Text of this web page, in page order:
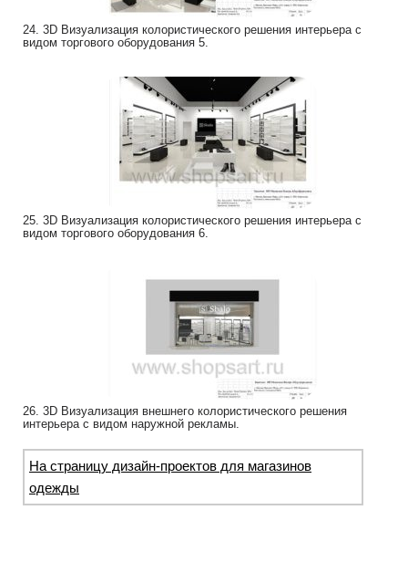
24. 3D Визуализация колористического решения интерьера с
видом торгового оборудования 5.
25. 3D Визуализация колористического решения интерьера с
видом торгового оборудования 6.
26. 3D Визуализация внешнего колористического решения
интерьера с видом наружной рекламы.
На страницу дизайн-проектов для магазинов
одежды